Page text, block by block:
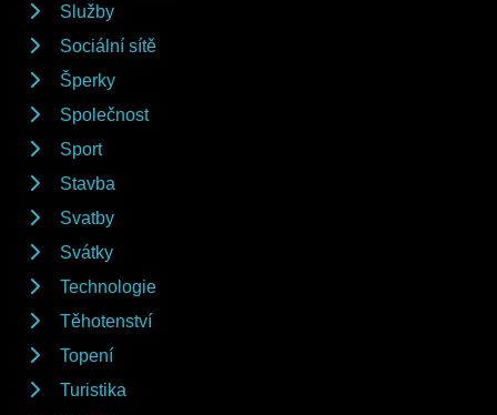
Služby
Sociální sítě
Šperky
Společnost
Sport
Stavba
Svatby
Svátky
Technologie
Těhotenství
Topení
Turistika